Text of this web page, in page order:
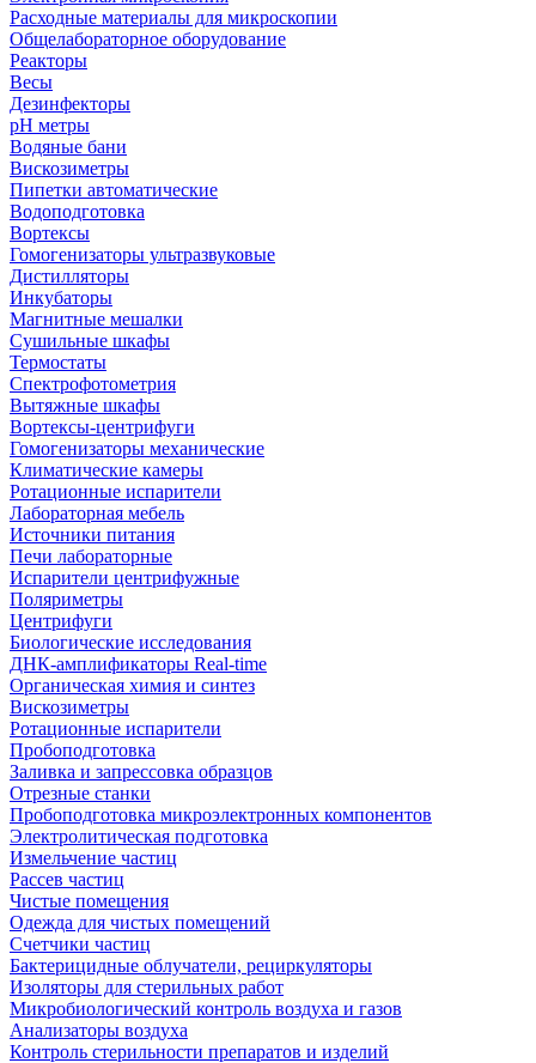
Расходные материалы для микроскопии
Общелабораторное оборудование
Реакторы
Весы
Дезинфекторы
рН метры
Водяные бани
Вискозиметры
Пипетки автоматические
Водоподготовка
Вортексы
Гомогенизаторы ультразвуковые
Дистилляторы
Инкубаторы
Магнитные мешалки
Сушильные шкафы
Термостаты
Спектрофотометрия
Вытяжные шкафы
Вортексы-центрифуги
Гомогенизаторы механические
Климатические камеры
Ротационные испарители
Лабораторная мебель
Источники питания
Печи лабораторные
Испарители центрифужные
Поляриметры
Центрифуги
Биологические исследования
ДНК-амплификаторы Real-time
Органическая химия и синтез
Вискозиметры
Ротационные испарители
Пробоподготовка
Заливка и запрессовка образцов
Отрезные станки
Пробоподготовка микроэлектронных компонентов
Электролитическая подготовка
Измельчение частиц
Рассев частиц
Чистые помещения
Одежда для чистых помещений
Счетчики частиц
Бактерицидные облучатели, рециркуляторы
Изоляторы для стерильных работ
Микробиологический контроль воздуха и газов
Анализаторы воздуха
Контроль стерильности препаратов и изделий